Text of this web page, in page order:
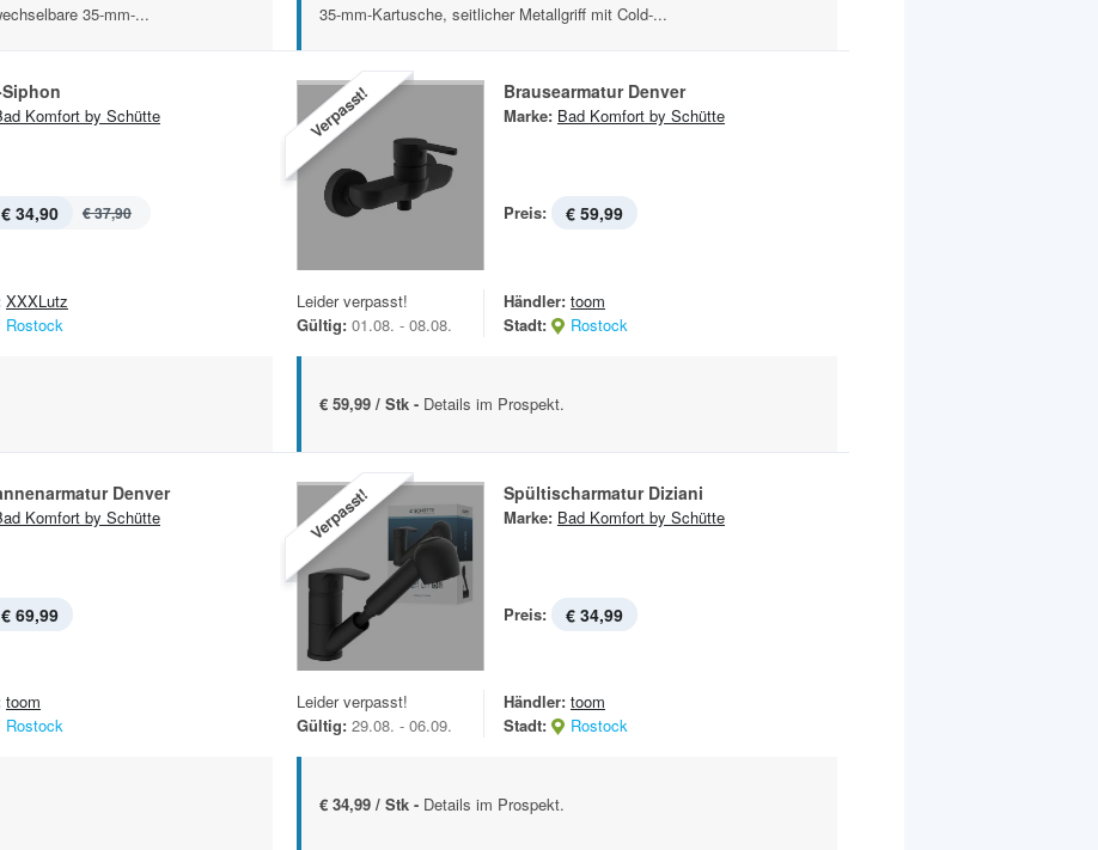
35-mm-...
35-mm-Kartusche, seitlicher Metallgriff mit Cold-...
Komfort by Schütte
€ 34,90 € 37,90
XXXLutz
Rostock
Verpasst! Brausearmatur Denver
Marke: Bad Komfort by Schütte
Preis: € 59,99
Leider verpasst!
Gültig: 01.08. - 08.08.
Händler: toom
Stadt:
Rostock
€ 59,99 / Stk - Details im Prospekt.
Denver
Komfort by Schütte
€ 69,99
toom
Rostock
Verpasst! Spültischarmatur Diziani
Marke: Bad Komfort by Schütte
Preis: € 34,99
Leider verpasst!
Gültig: 29.08. - 06.09.
Händler: toom
Stadt:
Rostock
€ 34,99 / Stk - Details im Prospekt.